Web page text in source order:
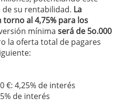
su rentabilidad. La
al 4,75% para los
mínima será de 5o.000
la oferta total de pagares
€: 4,25% de interés
de interés